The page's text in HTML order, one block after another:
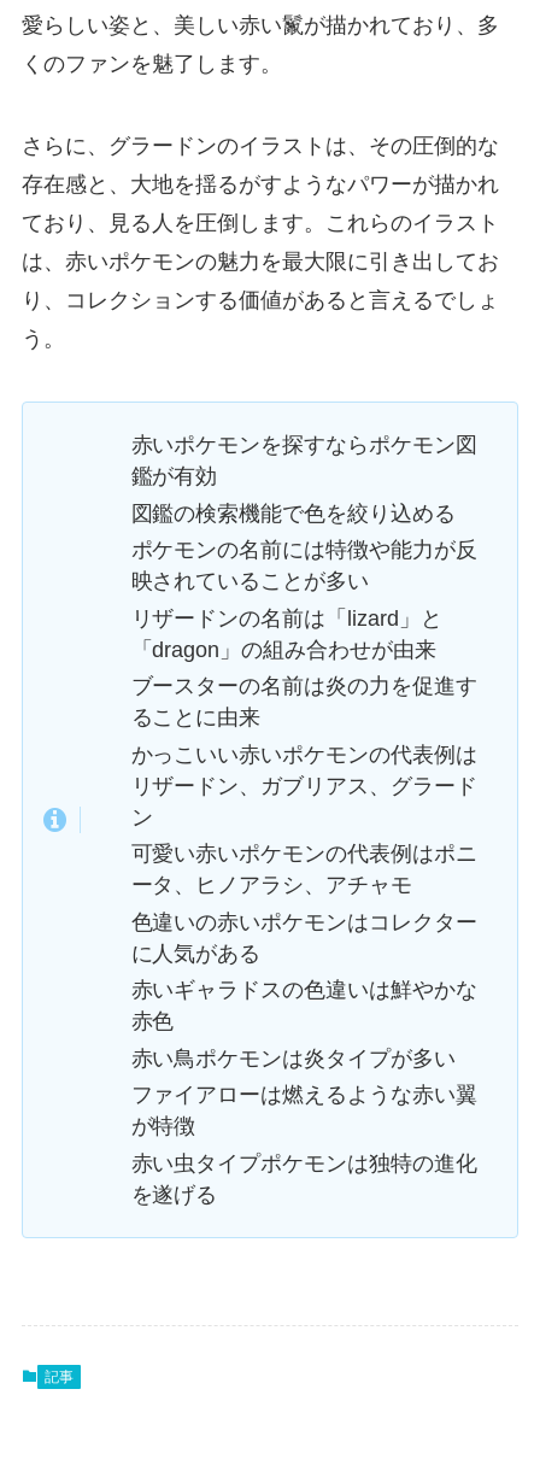
愛らしい姿と、美しい赤い鬣が描かれており、多
くのファンを魅了します。
さらに、グラードンのイラストは、その圧倒的な
存在感と、大地を揺るがすようなパワーが描かれ
ており、見る人を圧倒します。これらのイラスト
は、赤いポケモンの魅力を最大限に引き出してお
り、コレクションする価値があると言えるでしょ
う。
赤いポケモンを探すならポケモン図
鑑が有効
図鑑の検索機能で色を絞り込める
ポケモンの名前には特徴や能力が反
映されていることが多い
リザードンの名前は「lizard」と
「dragon」の組み合わせが由来
ブースターの名前は炎の力を促進す
ることに由来
かっこいい赤いポケモンの代表例は
リザードン、ガブリアス、グラード
ン
可愛い赤いポケモンの代表例はポニ
ータ、ヒノアラシ、アチャモ
色違いの赤いポケモンはコレクター
に人気がある
赤いギャラドスの色違いは鮮やかな
赤色
赤い鳥ポケモンは炎タイプが多い
ファイアローは燃えるような赤い翼
が特徴
赤い虫タイプポケモンは独特の進化
を遂げる
記事